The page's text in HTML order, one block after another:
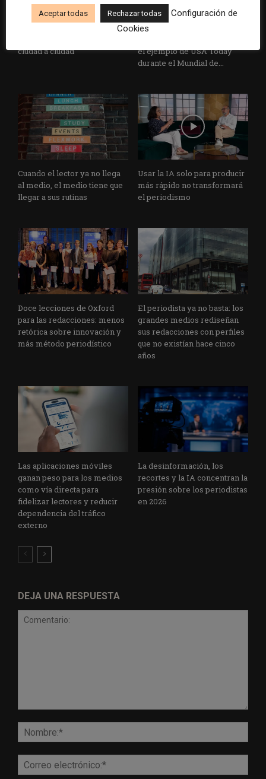
El buzón como nueva
portada: la estrategia de los
ciudad a ciudad
Cómo adelantarse a los
resúmenes con IA de Google
el ejemplo de USA Today
durante el Mundial de...
Cuando el lector ya no llega
al medio, el medio tiene que
llegar a sus rutinas
Usar la IA solo para producir
más rápido no transformará
el periodismo
Doce lecciones de Oxford
para las redacciones: menos
retórica sobre innovación y
más método periodístico
El periodista ya no basta: los
grandes medios rediseñan
sus redacciones con perfiles
que no existían hace cinco
años
Las aplicaciones móviles
ganan peso para los medios
como vía directa para
fidelizar lectores y reducir
dependencia del tráfico
externo
La desinformación, los
recortes y la IA concentran la
presión sobre los periodistas
en 2026
DEJA UNA RESPUESTA
Aceptar todas Rechazar todas
Configuración de
Cookies